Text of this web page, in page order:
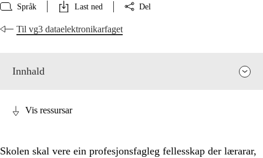
Språk Last ned Del
Til vg3 dataelektronikarfaget
Innhald
Vis ressursar
Skolen skal vere ein profesjonsfagleg fellesskap der lærarar,